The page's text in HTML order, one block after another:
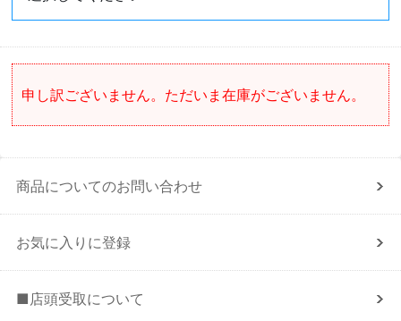
申し訳ございません。ただいま在庫がございません。
商品についてのお問い合わせ
お気に入りに登録
■店頭受取について